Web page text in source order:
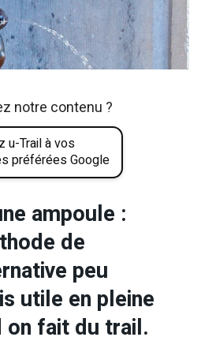
notre contenu ?
u-Trail à vos
préférées Google
ampoule :
de
peu
utile en pleine
fait du trail.